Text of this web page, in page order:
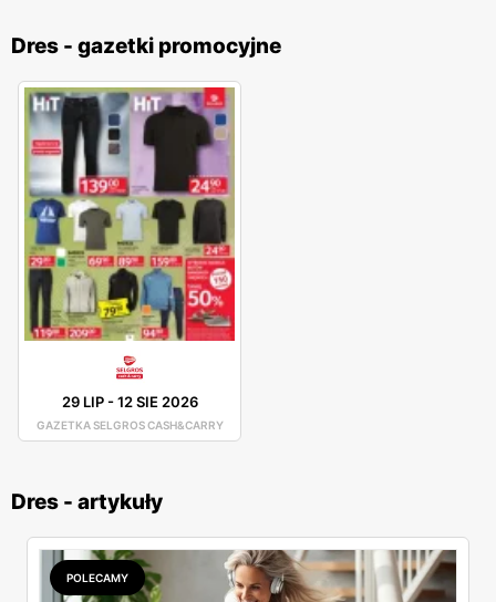
Dres - gazetki promocyjne
29 LIP-12 SIE 2026
GAZETKA SELGROS CASH&CARRY
Dres - artykuły
POLECAMY